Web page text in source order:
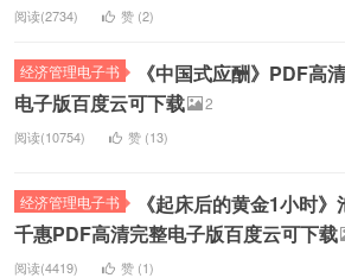
阅读(2734) 赞 (2)
经济管理电子书
《中国式应酬》PDF高
电子版百度云可下载
2
阅读(10754) 赞 (13)
经济管理电子书
《起床后的黄金1小时》
千惠PDF高清完整电子版百度云可下载
阅读(4419) 赞 (1)